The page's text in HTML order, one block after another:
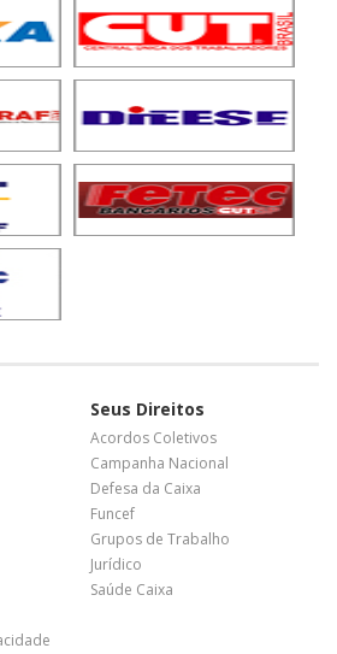
Seus Direitos
Acordos Coletivos
Campanha Nacional
Defesa da Caixa
Funcef
Grupos de Trabalho
Jurídico
Saúde Caixa